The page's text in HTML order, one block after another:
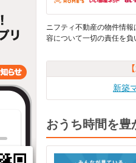
ニフティ不動産の物件情
容について一切の責任を負
新築
おうち時間を豊